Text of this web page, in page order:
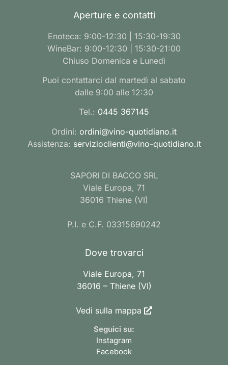
Aperture e contatti
Enoteca: 9:00-12:30 | 15:30-19:30
WineBar: 9:00-12:30 | 15:30-21:00
Chiuso Domenica e Lunedì
Puoi contattarci dal martedì al sabato
dalle 9:00 alle 12:30
Tel.: 0445 367145
Ordini: ordini@vino-quotidiano.it
Assistenza: servizioclienti@vino-quotidiano.it
SAPORI DI BACCO SRL
Viale Europa, 71
36016 Thiene (VI)
P.I. e C.F. 03315690242
Dove trovarci
Viale Europa, 71
36016 – Thiene (VI)
Vedi sulla mappa
Seguici su:
Instagram
Facebook